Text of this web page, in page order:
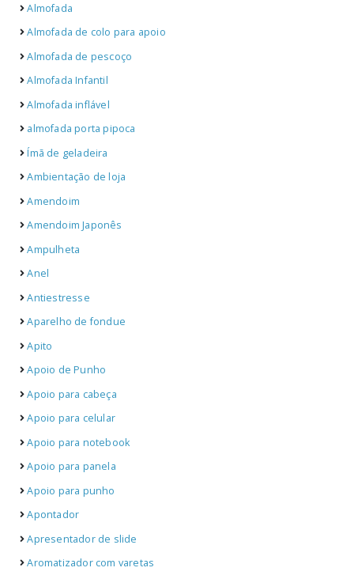
Almofada
Almofada de colo para apoio
Almofada de pescoço
Almofada Infantil
Almofada inflável
almofada porta pipoca
Ímã de geladeira
Ambientação de loja
Amendoim
Amendoim Japonês
Ampulheta
Anel
Antiestresse
Aparelho de fondue
Apito
Apoio de Punho
Apoio para cabeça
Apoio para celular
Apoio para notebook
Apoio para panela
Apoio para punho
Apontador
Apresentador de slide
Aromatizador com varetas